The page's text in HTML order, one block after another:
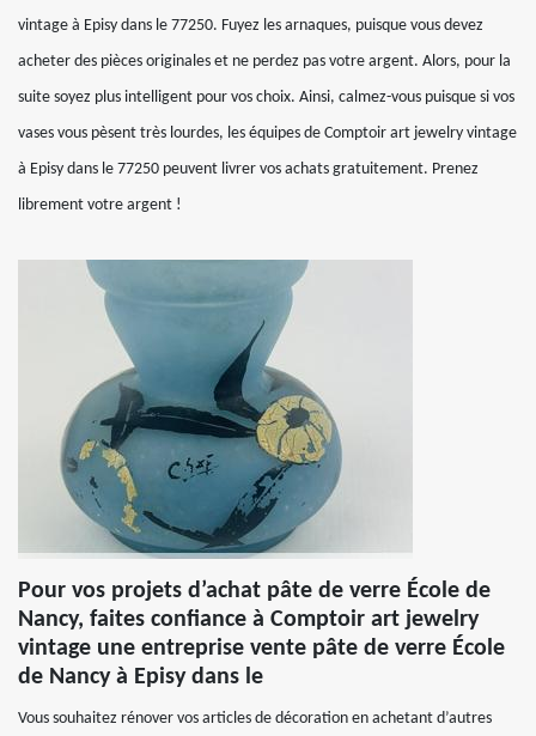
vintage à Episy dans le 77250. Fuyez les arnaques, puisque vous devez
acheter des pièces originales et ne perdez pas votre argent. Alors, pour la
suite soyez plus intelligent pour vos choix. Ainsi, calmez-vous puisque si vos
vases vous pèsent très lourdes, les équipes de Comptoir art jewelry vintage
à Episy dans le 77250 peuvent livrer vos achats gratuitement. Prenez
librement votre argent !
Pour vos projets d’achat pâte de verre École de
Nancy, faites confiance à Comptoir art jewelry
vintage une entreprise vente pâte de verre École
de Nancy à Episy dans le
Vous souhaitez rénover vos articles de décoration en achetant d’autres